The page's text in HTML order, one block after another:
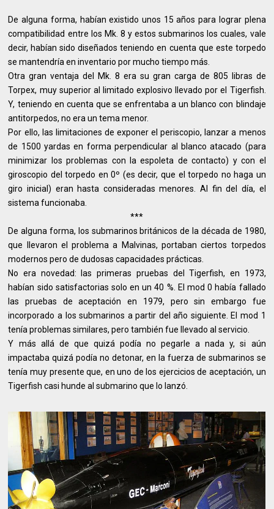
De alguna forma, habían existido unos 15 años para lograr plena
compatibilidad entre los Mk. 8 y estos submarinos los cuales, vale
decir, habían sido diseñados teniendo en cuenta que este torpedo
se mantendría en inventario por mucho tiempo más.
Otra gran ventaja del Mk. 8 era su gran carga de 805 libras de
Torpex, muy superior al limitado explosivo llevado por el Tigerfish.
Y, teniendo en cuenta que se enfrentaba a un blanco con blindaje
antitorpedos, no era un tema menor.
Por ello, las limitaciones de exponer el periscopio, lanzar a menos
de 1500 yardas en forma perpendicular al blanco atacado (para
minimizar los problemas con la espoleta de contacto) y con el
giroscopio del torpedo en 0º (es decir, que el torpedo no haga un
giro inicial) eran hasta consideradas menores. Al fin del día, el
sistema funcionaba.
***
De alguna forma, los submarinos británicos de la década de 1980,
que llevaron el problema a Malvinas, portaban ciertos torpedos
modernos pero de dudosas capacidades prácticas.
No era novedad: las primeras pruebas del Tigerfish, en 1973,
habían sido satisfactorias solo en un 40 %. El mod 0 había fallado
las pruebas de aceptación en 1979, pero sin embargo fue
incorporado a los submarinos a partir del año siguiente. El mod 1
tenía problemas similares, pero también fue llevado al servicio.
Y más allá de que quizá podía no pegarle a nada y, si aún
impactaba quizá podía no detonar, en la fuerza de submarinos se
tenía muy presente que, en uno de los ejercicios de aceptación, un
Tigerfish casi hunde al submarino que lo lanzó.